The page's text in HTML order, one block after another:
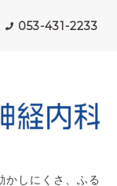
053-431-2233
かしにくさ、ふる